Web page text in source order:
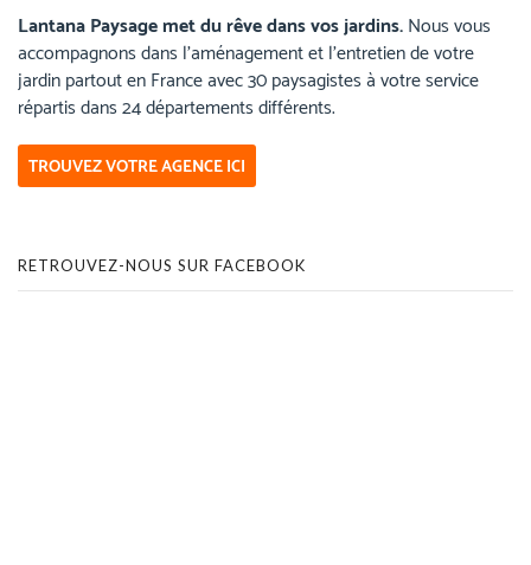
Lantana Paysage met du rêve dans vos jardins.Nous vous
accompagnons dans l’aménagement et l’entretien de votre
jardin partout en France avec 30 paysagistes à votre service
répartis dans 24 départements différents.
TROUVEZ VOTRE AGENCE ICI
RETROUVEZ-NOUS SUR FACEBOOK